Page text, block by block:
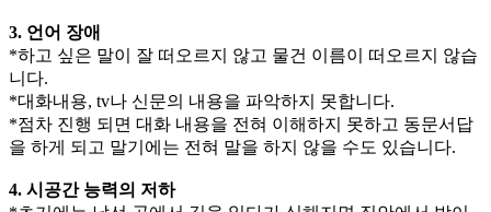
3. 언어 장애
*하고 싶은 말이 잘 떠오르지 않고 물건 이름이 떠오르지 않습
니다.
*대화내용, tv나 신문의 내용을 파악하지 못합니다.
*점차 진행 되면 대화 내용을 전혀 이해하지 못하고 동문서답
을 하게 되고 말기에는 전혀 말을 하지 않을 수도 있습니다.
4. 시공간 능력의 저하